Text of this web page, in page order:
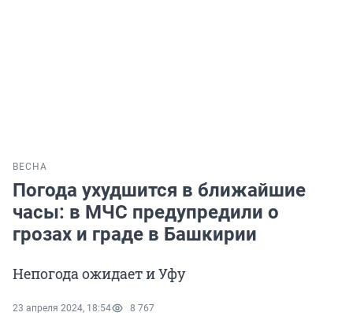
ВЕСНА
Погода ухудшится в ближайшие
часы: в МЧС предупредили о
грозах и граде в Башкирии
Непогода ожидает и Уфу
23 апреля 2024, 18:54 8 767